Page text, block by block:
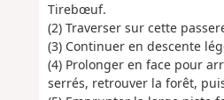
Tirebœuf.
(2) Traverser sur cette
(3) Continuer en descente
(4) Prolonger en face pour
serrés, retrouver la forêt,